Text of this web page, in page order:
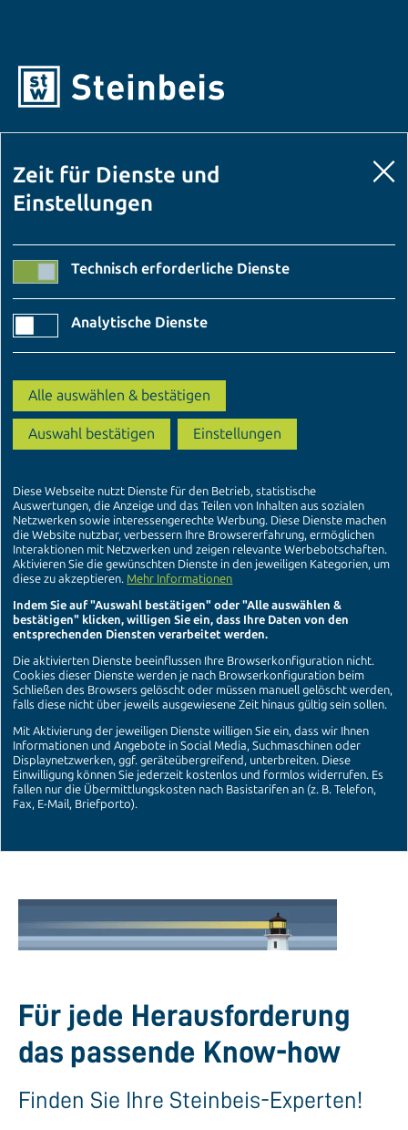
Für jede Herausforderung
das passende Know-how
Finden Sie Ihre Steinbeis-Experten!